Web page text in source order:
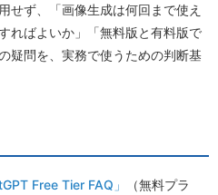
せず、「画像生成は何回まで使え
ればよいか」「無料版と有料版で
疑問を、実務で使うための判断基
Free Tier FAQ」
（無料プラ